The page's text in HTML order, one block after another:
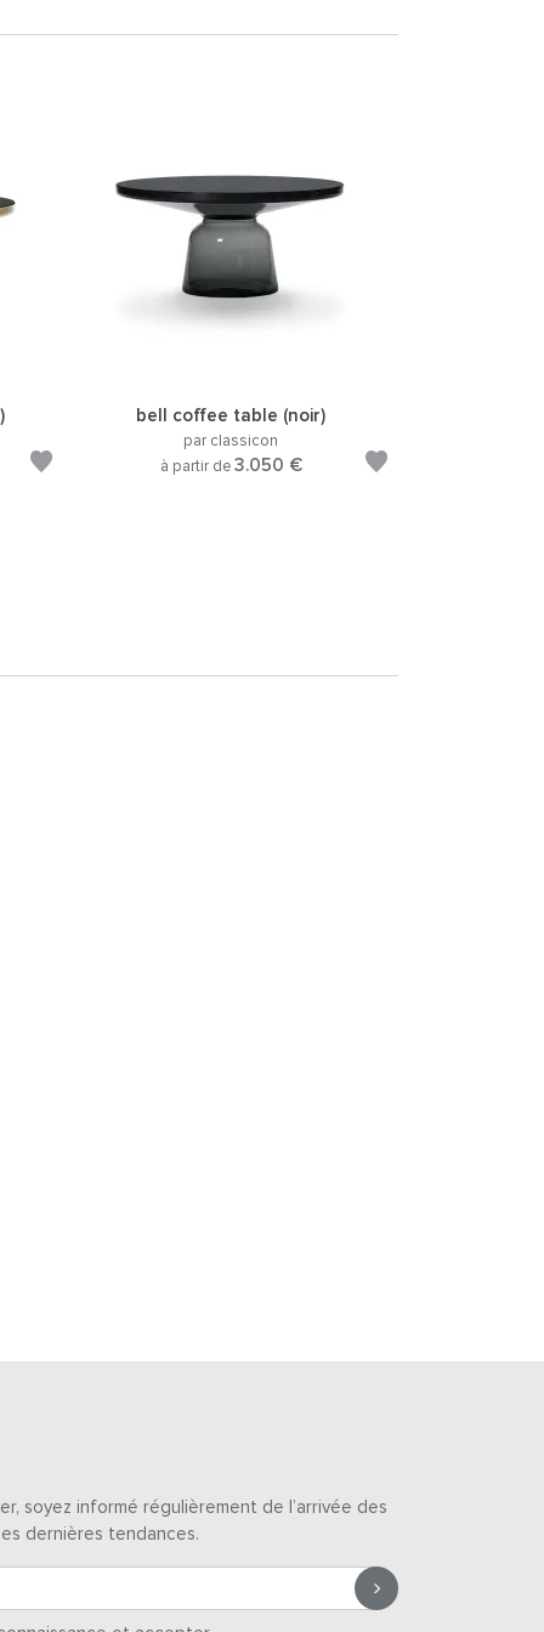
bell coffee table (noir)
par classicon
à partir de 3.050 €
soyez informé régulièrement de l’arrivée des
dernières tendances.